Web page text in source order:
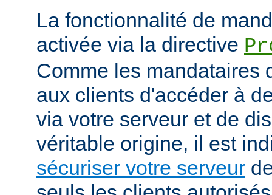
La fonctionnalité de
activée via la directive
Comme les mandataires
aux clients d'accéder à
via votre serveur et de
véritable origine, il est
sécuriser votre serveur